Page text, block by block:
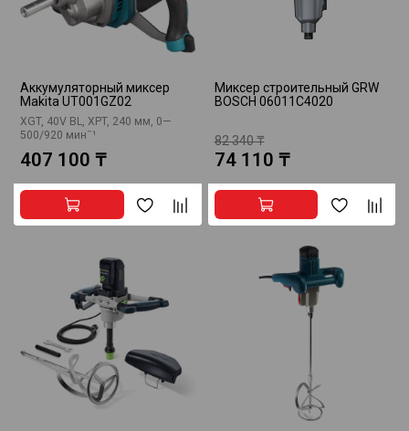
Аккумуляторный миксер
Makita UT001GZ02
XGT, 40V BL, XPT, 240 мм, 0—
500/920 минˉ¹
407 100 ₸
Миксер строительный GRW
BOSCH 06011C4020
82 340 ₸
74 110 ₸